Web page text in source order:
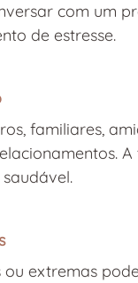
com um
de estresse.
familiares,
extremas